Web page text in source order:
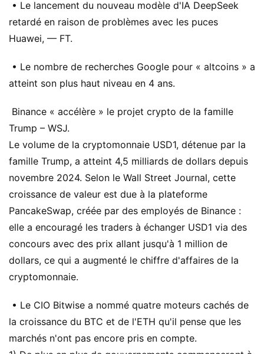
• Le lancement du nouveau modèle d'IA DeepSeek
retardé en raison de problèmes avec les puces
Huawei, — FT.
• Le nombre de recherches Google pour « altcoins » a
atteint son plus haut niveau en 4 ans.
Binance « accélère » le projet crypto de la famille
Trump – WSJ.
Le volume de la cryptomonnaie USD1, détenue par la
famille Trump, a atteint 4,5 milliards de dollars depuis
novembre 2024. Selon le Wall Street Journal, cette
croissance de valeur est due à la plateforme
PancakeSwap, créée par des employés de Binance :
elle a encouragé les traders à échanger USD1 via des
concours avec des prix allant jusqu'à 1 million de
dollars, ce qui a augmenté le chiffre d'affaires de la
cryptomonnaie.
• Le CIO Bitwise a nommé quatre moteurs cachés de
la croissance du BTC et de l'ETH qu'il pense que les
marchés n'ont pas encore pris en compte.